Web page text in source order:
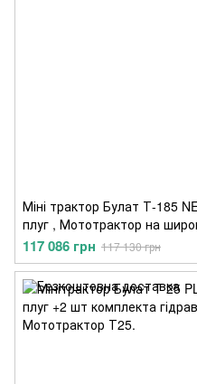
Міні трактор Булат Т-185
плуг , Мототрактор на
117 086 грн 117 130 грн